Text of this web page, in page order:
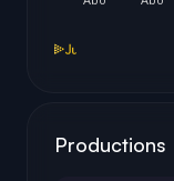
Productions